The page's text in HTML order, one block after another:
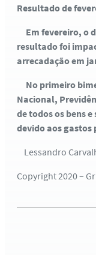
Resultado de
Em fevereiro, o
resultado foi
arrecadação em
No primeiro
Nacional,
de todos os bens
devido aos gastos
Lessandro
Copyright 2020 –